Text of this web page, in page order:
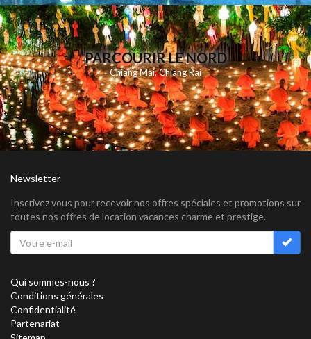
PARCOURIR LE NORD
Chiang Mai,Chiang Rai
Newsletter
Inscrivez vous pour recevoir nos offres spéciales et promotions sur
toutes nos offres de location vacances charme et prestige.
Qui sommes-nous ?
Conditions générales
Confidentialité
Partenariat